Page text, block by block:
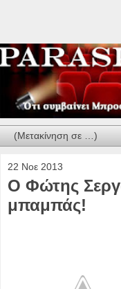
22 Νοε 2013
O Φώτης
μπαμπάς!